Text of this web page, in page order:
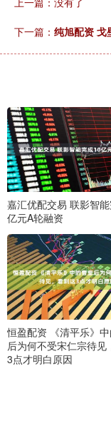
下一篇： 纯旭配资 戈
嘉汇优配交易 联影智
亿元A轮融资
恒盈配资 《清平乐》
后为何不受宋仁宗待见
3点才明白原因